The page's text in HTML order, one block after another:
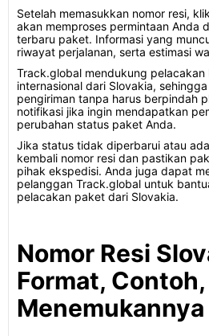
Setelah memasukkan nomor resi,
akan memproses permintaan Anda
terbaru paket. Informasi yang
riwayat perjalanan, serta estimasi
Track.global mendukung
internasional dari Slovakia,
pengiriman tanpa harus berpindah
notifikasi jika ingin mendapatkan
perubahan status paket Anda.
Jika status tidak diperbarui atau
kembali nomor resi dan pastikan
pihak ekspedisi. Anda juga dapat
pelanggan Track.global untuk
pelacakan paket dari Slovakia.
Nomor Resi
Format,
Menemukannya